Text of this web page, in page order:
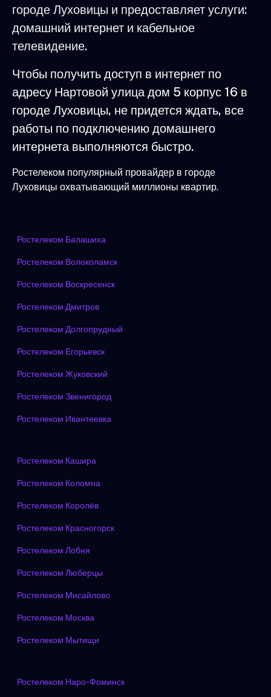
городе Луховицы и предоставляет услуги:
домашний интернет и кабельное
телевидение.
Чтобы получить доступ в интернет по
адресу Нартовой улица дом 5 корпус 16 в
городе Луховицы, не придется ждать, все
работы по подключению домашнего
интернета выполняются быстро.
Ростелеком популярный провайдер в городе
Луховицы охватывающий миллионы квартир.
Ростелеком Балашиха
Ростелеком Волоколамск
Ростелеком Воскресенск
Ростелеком Дмитров
Ростелеком Долгопрудный
Ростелеком Егорьевск
Ростелеком Жуковский
Ростелеком Звенигород
Ростелеком Ивантеевка
Ростелеком Кашира
Ростелеком Коломна
Ростелеком Королёв
Ростелеком Красногорск
Ростелеком Лобня
Ростелеком Люберцы
Ростелеком Мисайлово
Ростелеком Москва
Ростелеком Мытищи
Ростелеком Наро-Фоминск